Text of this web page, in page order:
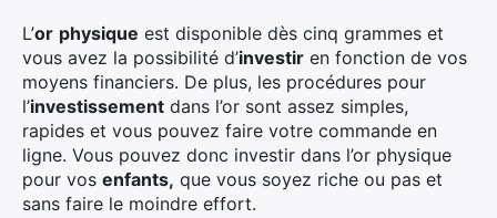
L’or physique est disponible dès cinq grammes et
vous avez la possibilité d’investir en fonction de vos
moyens financiers. De plus, les procédures pour
l’investissement dans l’or sont assez simples,
rapides et vous pouvez faire votre commande en
ligne. Vous pouvez donc investir dans l’or physique
pour vos enfants, que vous soyez riche ou pas et
sans faire le moindre effort.